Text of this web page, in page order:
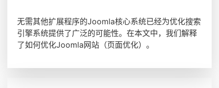
无需其他扩展程序的Joomla核心系统已经为优化搜索
引擎系统提供了广泛的可能性。在本文中，我们解释
了如何优化Joomla网站（页面优化）。